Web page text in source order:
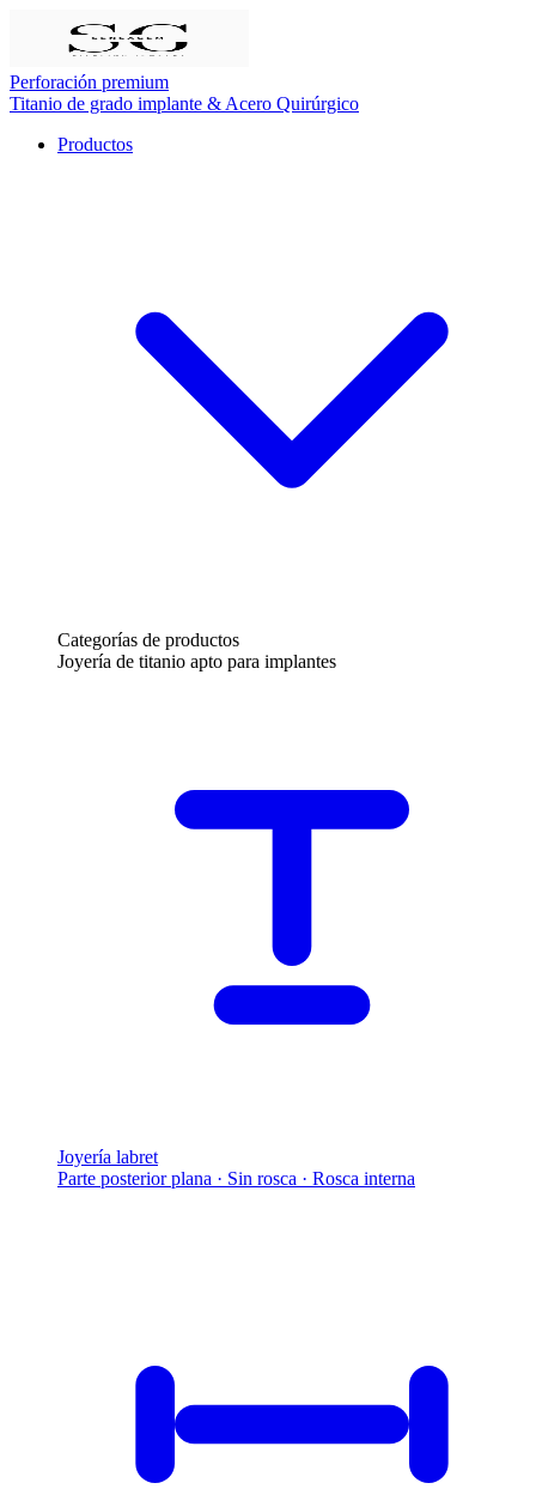
Perforación premium
Titanio de grado implante & Acero Quirúrgico
Productos
Categorías de productos
Joyería de titanio apto para implantes
Joyería labret
Parte posterior plana · Sin rosca · Rosca interna